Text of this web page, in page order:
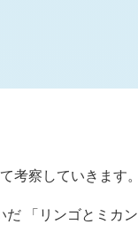
考察していきます
だ 「リンゴとミカ